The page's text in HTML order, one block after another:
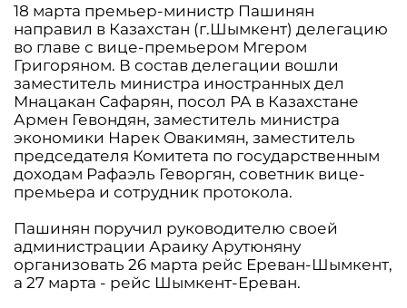
18 марта премьер-министр Пашинян
направил в Казахстан (г.Шымкент) делегацию
во главе с вице-премьером Мгером
Григоряном. В состав делегации вошли
заместитель министра иностранных дел
Мнацакан Сафарян, посол РА в Казахстане
Армен Гевондян, заместитель министра
экономики Нарек Овакимян, заместитель
председателя Комитета по государственным
доходам Рафаэль Геворгян, советник вице-
премьера и сотрудник протокола.
Пашинян поручил руководителю своей
администрации Араику Арутюняну
организовать 26 марта рейс Ереван-Шымкент,
а 27 марта - рейс Шымкент-Ереван.